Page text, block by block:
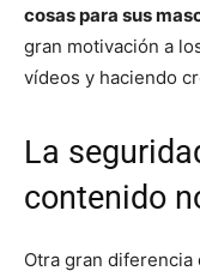
cosas para sus
gran motivación a
vídeos y haciendo
La
contenido
Otra gran diferencia